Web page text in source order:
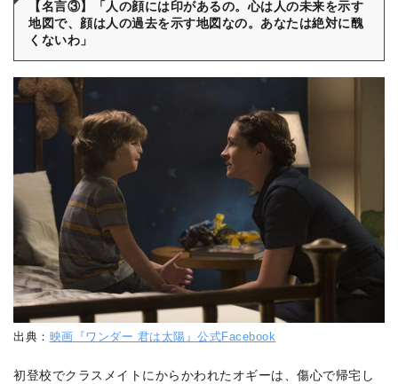
【名言③】「人の顔には印があるの。心は人の未来を示す
地図で、顔は人の過去を示す地図なの。あなたは絶対に醜
くないわ」
出典： 映画『ワンダー 君は太陽』公式Facebook
初登校でクラスメイトにからかわれたオギーは、傷心で帰宅し